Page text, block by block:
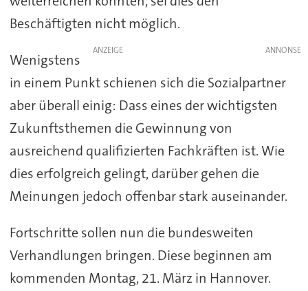
Beschäftigten nicht möglich.
ANZEIGE
Wenigstens
in einem Punkt schienen sich die Sozialpartner
aber überall einig: Dass eines der wichtigsten
Zukunftsthemen die Gewinnung von
ausreichend qualifizierten Fachkräften ist. Wie
dies erfolgreich gelingt, darüber gehen die
Meinungen jedoch offenbar stark auseinander.
Fortschritte sollen nun die bundesweiten
Verhandlungen bringen. Diese beginnen am
kommenden Montag, 21. März in Hannover.